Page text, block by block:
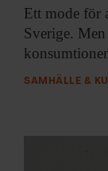
Ett mode för
Sverige.
SAMHÄLLE &